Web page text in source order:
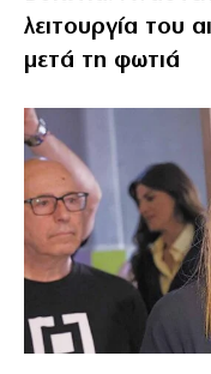
λειτουργία του
μετά τη φωτιά